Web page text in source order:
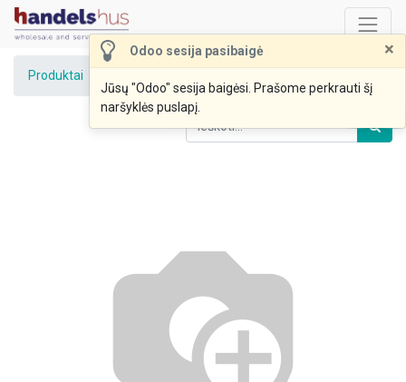
Odoo sesija pasibaigė ×
Jūsų "Odoo" sesija baigėsi. Prašome perkrauti šį
naršyklės puslapį.
Produktai